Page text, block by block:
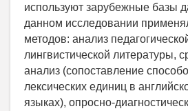
используют зарубежные базы
данном исследовании
методов: анализ
лингвистической литературы,
анализ (сопоставление
лексических единиц в
языках), опросно-